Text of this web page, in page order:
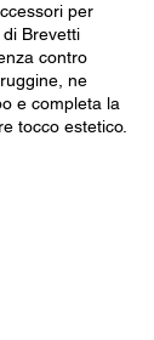
per
Brevetti
contro
ne
e completa la
tocco estetico.